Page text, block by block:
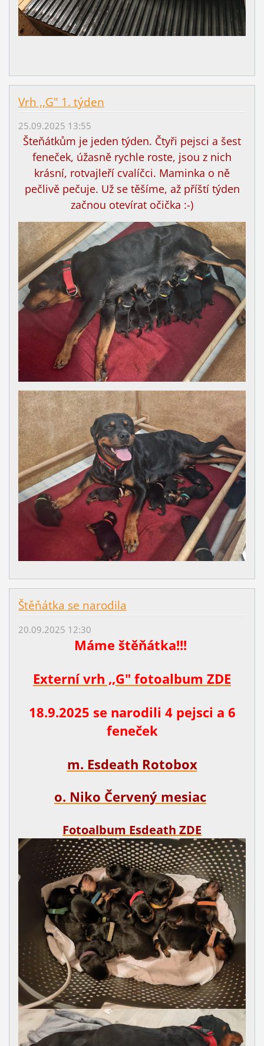
Vrh ,,G" 1. týden
25.09.2025 13:55
Šteňátkům je jeden týden. Čtyři pejsci a šest
feneček, úžasně rychle roste, jsou z nich
krásní, rotvajleří cvalíčci. Maminka o ně
pečlivě pečuje. Už se těšíme, až příští týden
začnou otevírat očička :-)
Štěňátka se narodila
20.09.2025 12:30
Máme štěňátka!!!
Externí vrh ,,G" fotoalbum ZDE
18.9.2025 se narodili 4 pejsci a 6
feneček
m. Esdeath Rotobox
o. Niko Červený mesiac
Fotoalbum Esdeath ZDE